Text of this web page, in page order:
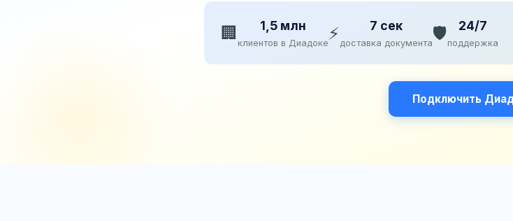
🏢 1,5 млн
клиентов в Диадоке ⚡ 7 сек
доставка документа🛡️ 24/7
поддержка
Подключить